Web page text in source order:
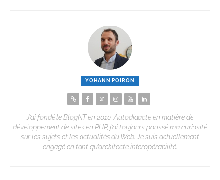
YOHANN POIRON
J’ai fondé le BlogNT en 2010. Autodidacte en matière de
développement de sites en PHP, j’ai toujours poussé ma curiosité
sur les sujets et les actualités du Web. Je suis actuellement
engagé en tant qu’architecte interopérabilité.